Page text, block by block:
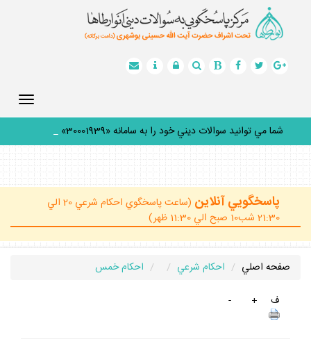
شما مي توانيد سوالات ديني خود را به سامانه «30001939» پيا
پاسخگويي آنلاين
(ساعت پاسخگوي احكام شرعي 20 الي
21:30 شب10 صبح الي 11:30 ظهر)
صفحه اصلي احكام شرعي
احكام خمس
ف
+
-